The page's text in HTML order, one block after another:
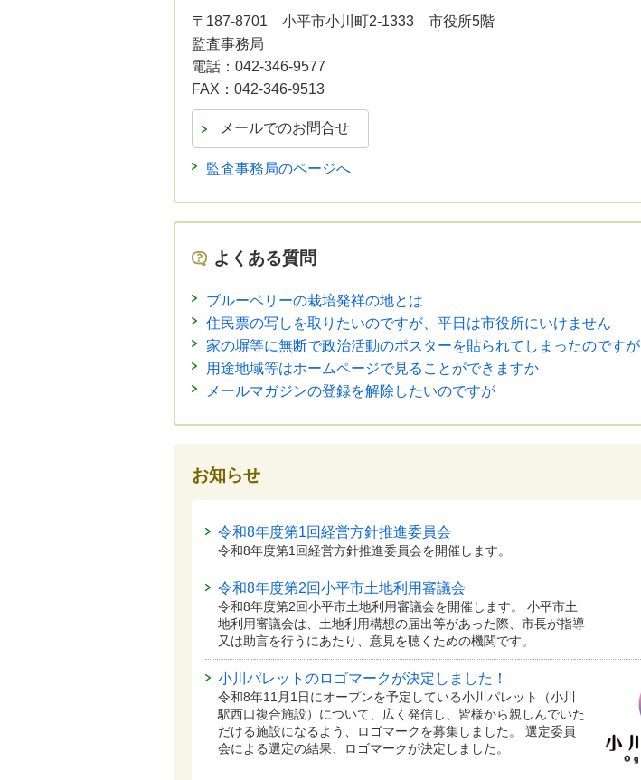
〒187-8701 小平市小川町2-1333 市役所5階
監査事務局
電話： 042-346-9577
FAX： 042-346-9513
監査事務局のページへ
よくある質問
ブルーベリーの栽培発祥の地とは
住民票の写しを取りたいのですが、平日は市役所にいけません
家の塀等に無断で政治活動のポスターを貼られてしまったのですが
用途地域等はホームページで見ることができますか
メールマガジンの登録を解除したいのですが
お知らせ
令和8年度第1回経営方針推進委員会
令和8年度第1回経営方針推進委員会を開催します。
令和8年度第2回小平市土地利用審議会
令和8年度第2回小平市土地利用審議会を開催します。 小平市土
地利用審議会は、土地利用構想の届出等があった際、市長が指導
又は助言を行うにあたり、意見を聴くための機関です。
小川パレットのロゴマークが決定しました！
令和8年11月1日にオープンを予定している⼩川パレット（小川
駅西口複合施設）について、広く発信し、皆様から親しんでいた
だける施設になるよう、ロゴマークを募集しました。 選定委員
会による選定の結果、ロゴマークが決定しました。